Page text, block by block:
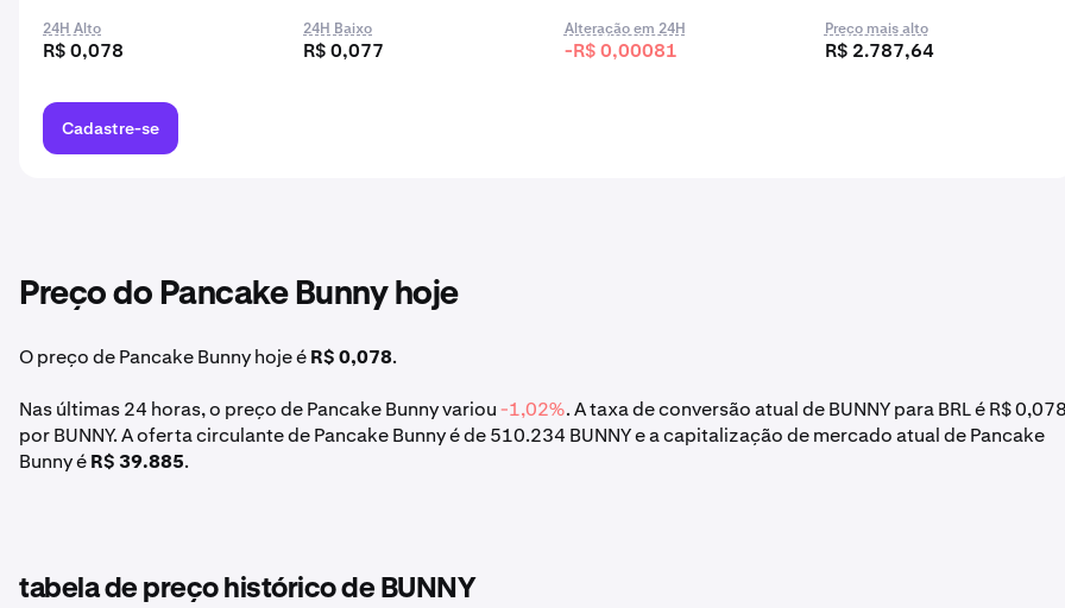
24H Alto
R$ 0,078
24H Baixo
R$ 0,077
Alteração em 24H
-R$ 0,00081
Preço mais alto
R$ 2.787,64
Cadastre-se
Preço do Pancake Bunny hoje
O preço de Pancake Bunny hoje éR$ 0,078.
Nas últimas 24 horas, o preço de Pancake Bunny variou-1,02%. A taxa de conversão atual de BUNNY para BRL é R$
por BUNNY. A oferta circulante de Pancake Bunny é de 510.234 BUNNY e a capitalização de mercado atual de Pancake
Bunny éR$ 39.885.
tabela de preço histórico de BUNNY